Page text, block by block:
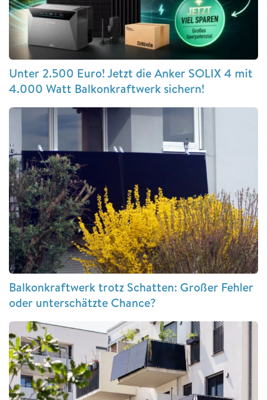
Unter 2.500 Euro! Jetzt die Anker SOLIX 4 mit
4.000 Watt Balkonkraftwerk sichern!
Balkonkraftwerk trotz Schatten: Großer Fehler
oder unterschätzte Chance?